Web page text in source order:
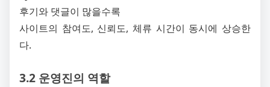
후기와 댓글이 많을수록
사이트의 참여도, 신뢰도, 체류 시간이 동시에 상승한
다.
3.2 운영진의 역할